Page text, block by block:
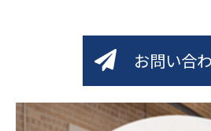
お問い合